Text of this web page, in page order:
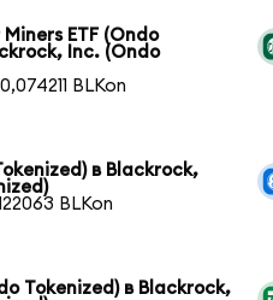
ETF (Ondo
Inc. (Ondo
BLKon
в Blackrock,
BLKon
Tokenized) в Blackrock,